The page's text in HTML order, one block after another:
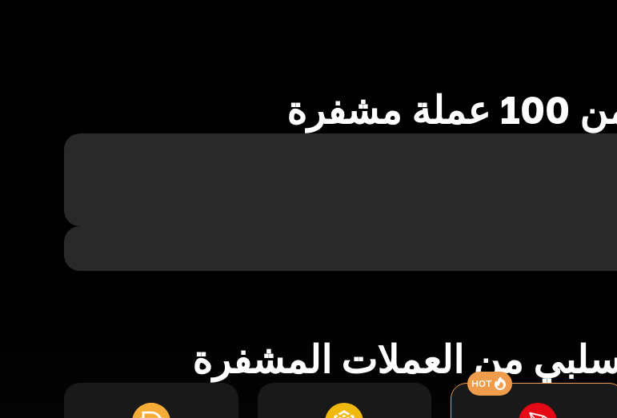
من العملات المشفرة
HOT